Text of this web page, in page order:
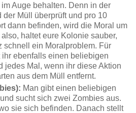
Auge behalten. Denn in der
der Müll überprüft und pro 10
dann befinden, wird die Moral um
haltet eure Kolonie sauber,
schnell ein Moralproblem. Für
ebenfalls einen beliebigen
jedes Mal, wenn ihr diese Aktion
aus dem Müll entfernt.
Man gibt einen beliebigen
sucht sich zwei Zombies aus.
sie sich befinden. Danach stellt